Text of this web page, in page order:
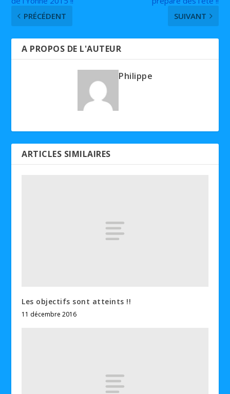
PRÉCÉDENT
SUIVANT
A PROPOS DE L'AUTEUR
Philippe
ARTICLES SIMILAIRES
Les objectifs sont atteints !!
11 décembre 2016